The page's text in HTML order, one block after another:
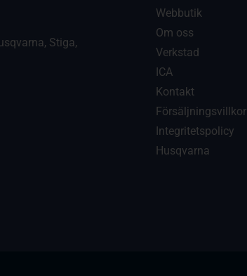
Stiga,
Webbutik
Om oss
Verkstad
ICA
Kontakt
Försäljningsvillkor
Integritetspolicy
Husqvarna